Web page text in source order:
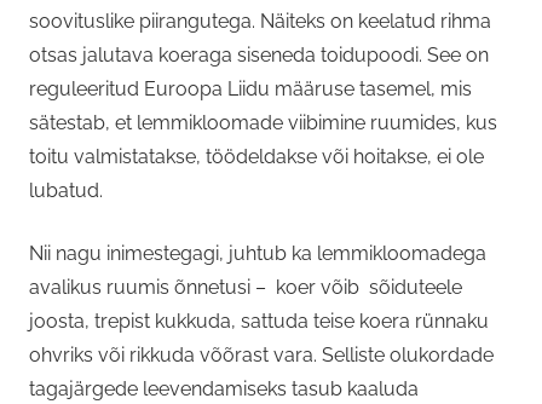
soovituslike piirangutega. Näiteks on keelatud rihma
otsas jalutava koeraga siseneda toidupoodi. See on
reguleeritud Euroopa Liidu määruse tasemel, mis
sätestab, et lemmikloomade viibimine ruumides, kus
toitu valmistatakse, töödeldakse või hoitakse, ei ole
lubatud.
Nii nagu inimestegagi, juhtub ka lemmikloomadega
avalikus ruumis õnnetusi – koer võib sõiduteele
joosta, trepist kukkuda, sattuda teise koera rünnaku
ohvriks või rikkuda võõrast vara. Selliste olukordade
tagajärgede leevendamiseks tasub kaaluda